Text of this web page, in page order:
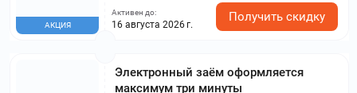
АКЦИЯ
Активен до:
16 августа 2026 г.
Получить скидку
Электронный заём оформляется
максимум три минуты